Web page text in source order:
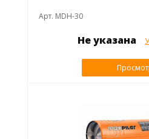
Арт. MDH-30
Не указана